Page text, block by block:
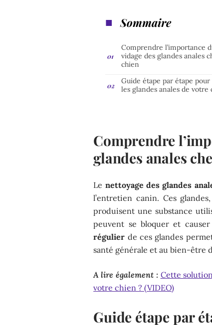
Sommaire
Comprendre l’importance
vidage des glandes anales
chien
Guide étape par étape
les glandes anales de votre
Comprendre
glandes anales
Le nettoyage des glandes
l’entretien canin. Ces
produisent une substance
peuvent se bloquer et
régulier de ces glandes
santé générale et au bien-être
A lire également : Cette
votre chien ? (VIDEO)
Guide étape par